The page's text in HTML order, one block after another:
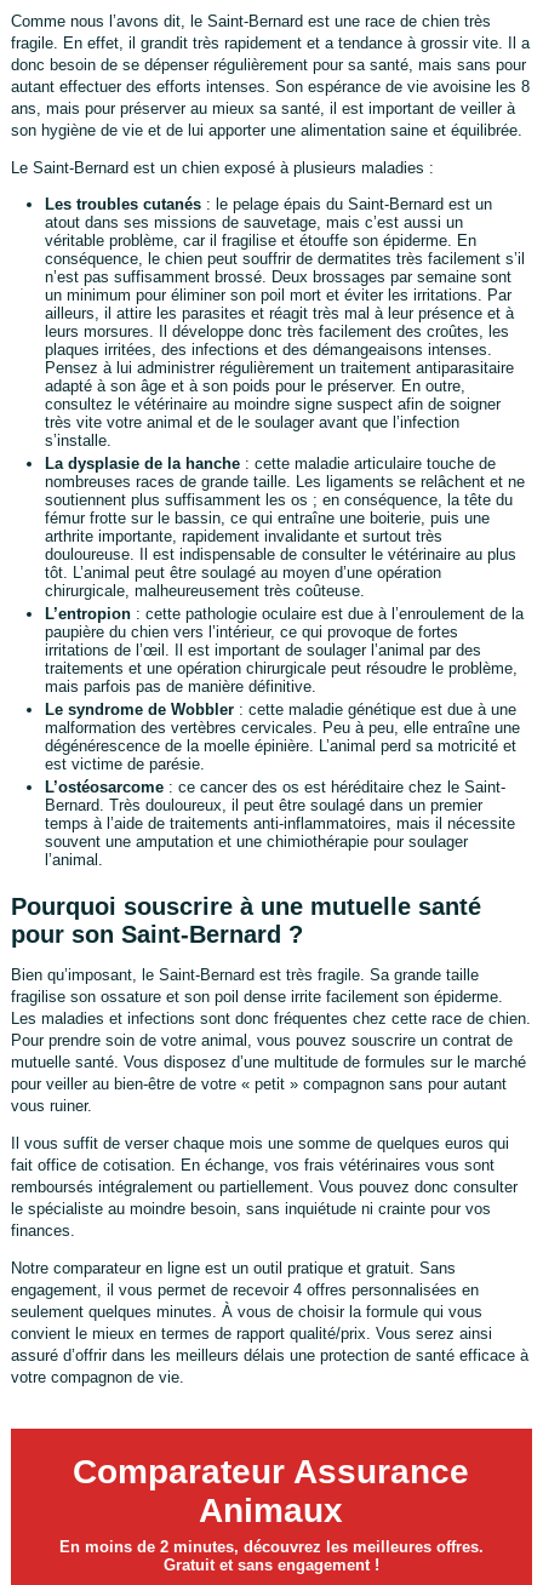
Comme nous l’avons dit, le Saint-Bernard est une race de chien très
fragile. En effet, il grandit très rapidement et a tendance à grossir vite. Il a
donc besoin de se dépenser régulièrement pour sa santé, mais sans pour
autant effectuer des efforts intenses. Son espérance de vie avoisine les 8
ans, mais pour préserver au mieux sa santé, il est important de veiller à
son hygiène de vie et de lui apporter une alimentation saine et équilibrée.
Le Saint-Bernard est un chien exposé à plusieurs maladies :
Les troubles cutanés: le pelage épais du Saint-Bernard est un
atout dans ses missions de sauvetage, mais c’est aussi un
véritable problème, car il fragilise et étouffe son épiderme. En
conséquence, le chien peut souffrir de dermatites très facilement s’il
n’est pas suffisamment brossé. Deux brossages par semaine sont
un minimum pour éliminer son poil mort et éviter les irritations. Par
ailleurs, il attire les parasites et réagit très mal à leur présence et à
leurs morsures. Il développe donc très facilement des croûtes, les
plaques irritées, des infections et des démangeaisons intenses.
Pensez à lui administrer régulièrement un traitement antiparasitaire
adapté à son âge et à son poids pour le préserver. En outre,
consultez le vétérinaire au moindre signe suspect afin de soigner
très vite votre animal et de le soulager avant que l’infection
s’installe.
La dysplasie de la hanche: cette maladie articulaire touche de
nombreuses races de grande taille. Les ligaments se relâchent et ne
soutiennent plus suffisamment les os ; en conséquence, la tête du
fémur frotte sur le bassin, ce qui entraîne une boiterie, puis une
arthrite importante, rapidement invalidante et surtout très
douloureuse. Il est indispensable de consulter le vétérinaire au plus
tôt. L’animal peut être soulagé au moyen d’une opération
chirurgicale, malheureusement très coûteuse.
L’entropion: cette pathologie oculaire est due à l’enroulement de la
paupière du chien vers l’intérieur, ce qui provoque de fortes
irritations de l’œil. Il est important de soulager l’animal par des
traitements et une opération chirurgicale peut résoudre le problème,
mais parfois pas de manière définitive.
Le syndrome de Wobbler: cette maladie génétique est due à une
malformation des vertèbres cervicales. Peu à peu, elle entraîne une
dégénérescence de la moelle épinière. L’animal perd sa motricité et
est victime de parésie.
L’ostéosarcome: ce cancer des os est héréditaire chez le Saint-
Bernard. Très douloureux, il peut être soulagé dans un premier
temps à l’aide de traitements anti-inflammatoires, mais il nécessite
souvent une amputation et une chimiothérapie pour soulager
l’animal.
Pourquoi souscrire à une mutuelle santé
pour son Saint-Bernard ?
Bien qu’imposant, le Saint-Bernard est très fragile. Sa grande taille
fragilise son ossature et son poil dense irrite facilement son épiderme.
Les maladies et infections sont donc fréquentes chez cette race de chien.
Pour prendre soin de votre animal, vous pouvez souscrire un contrat de
mutuelle santé. Vous disposez d’une multitude de formules sur le marché
pour veiller au bien-être de votre « petit » compagnon sans pour autant
vous ruiner.
Il vous suffit de verser chaque mois une somme de quelques euros qui
fait office de cotisation. En échange, vos frais vétérinaires vous sont
remboursés intégralement ou partiellement. Vous pouvez donc consulter
le spécialiste au moindre besoin, sans inquiétude ni crainte pour vos
finances.
Notre comparateur en ligne est un outil pratique et gratuit. Sans
engagement, il vous permet de recevoir 4 offres personnalisées en
seulement quelques minutes. À vous de choisir la formule qui vous
convient le mieux en termes de rapport qualité/prix. Vous serez ainsi
assuré d’offrir dans les meilleurs délais une protection de santé efficace à
votre compagnon de vie.
Comparateur Assurance
Animaux
En moins de 2 minutes, découvrez les meilleures offres.
Gratuit et sans engagement !